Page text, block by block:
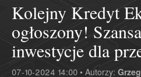
Kolejny Kredyt
ogłoszony!
inwestycje dla
07-10-2024 14:00 • Autorzy: